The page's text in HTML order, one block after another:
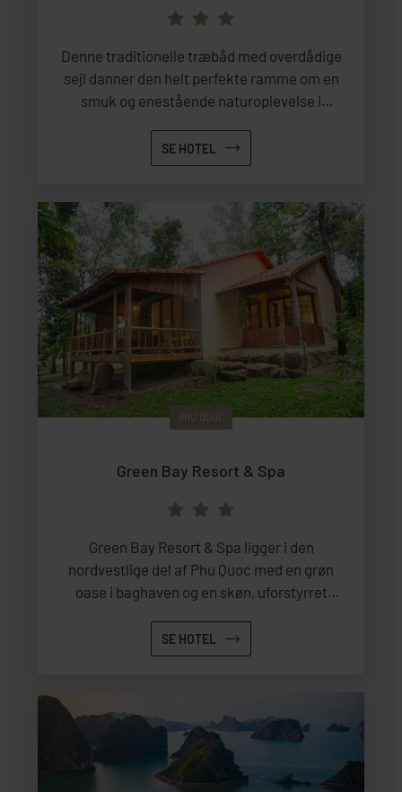
Denne traditionelle træbåd med overdådige
sejl danner den helt perfekte ramme om en
smuk og enestående naturoplevelse i
SE HOTEL
PHU QUOC
Green Bay Resort & Spa
Green Bay Resort & Spa ligger i den
nordvestlige del af Phu Quoc med en grøn
oase i baghaven og en skøn, uforstyrret
fiskerlandsbyen Duong Dong.
SE HOTEL